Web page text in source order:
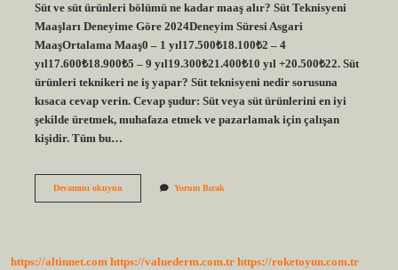
Süt ve süt ürünleri bölümü ne kadar maaş alır? Süt Teknisyeni
Maaşları Deneyime Göre 2024Deneyim Süresi Asgari
MaaşOrtalama Maaş0 – 1 yıl17.500₺18.100₺2 – 4
yıl17.600₺18.900₺5 – 9 yıl19.300₺21.400₺10 yıl +20.500₺22. Süt
ürünleri teknikeri ne iş yapar? Süt teknisyeni nedir sorusuna
kısaca cevap verin. Cevap şudur: Süt veya süt ürünlerini en iyi
şekilde üretmek, muhafaza etmek ve pazarlamak için çalışan
kişidir. Tüm bu…
Devamını okuyunSüt
Ne
Yorum Bırak
https://altinnet.com https://valuederm.com.tr https://roketoyun.com.tr